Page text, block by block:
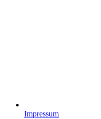
Impressum